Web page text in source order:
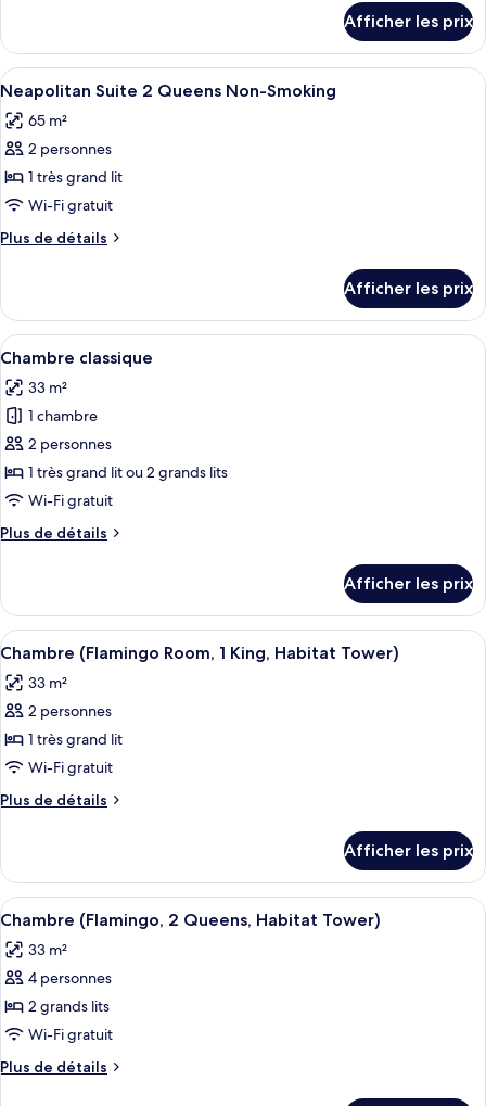
Go
Room
King
Attraction
View
Non-
Smoking
Go
Room
King
Attraction
View
Non-
Afficher les prix
Afficher
toutes
les
photos
pour
ce
type
de
Neapolitan
Suite
2
Queens
Non-
Smoking
Une chambre d’hôtel avec deux
4
Neapolitan Suite 2 Queens Non-Smoking
65 m²
2 personnes
1 très grand lit
Wi-Fi gratuit
Plus de détails
Plus
Neapolitan
Suite
2
Non-
Smoking
Afficher les prix
Afficher
toutes
les
photos
pour
ce
type
chambre :
Un grand hôtel reconnaissable à
5
Chambre classique
33 m²
1 chambre
2 personnes
1 très grand lit ou 2 grands lits
Wi-Fi gratuit
Plus de détails
Plus
Chambre
classique
Afficher les prix
Afficher
toutes
les
photos
pour
ce
type
de
Chambre
(Flamingo
Room,
1
King,
Habitat
Tower)
Une chambre d’hôtel avec un grand
4
Chambre (Flamingo Room, 1 King, Habitat Tower)
33 m²
2 personnes
1 très grand lit
Wi-Fi gratuit
Plus de détails
Plus
Chambre
(Flamingo
Room,
King,
Habitat
Afficher les prix
Afficher
toutes
les
photos
pour
ce
type
de
Une chambre d’hôtel avec deux
4
Chambre (Flamingo, 2 Queens, Habitat Tower)
33 m²
4 personnes
2 grands lits
Wi-Fi gratuit
Plus de détails
Plus